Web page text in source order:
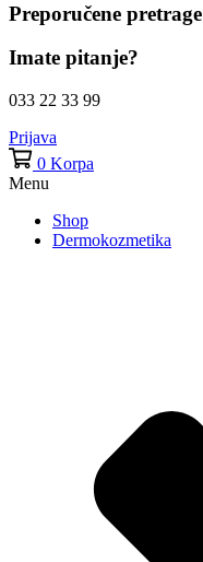
Preporučene pretrage
Imate pitanje?
033 22 33 99
Prijava
0 Korpa
Menu
Shop
Dermokozmetika